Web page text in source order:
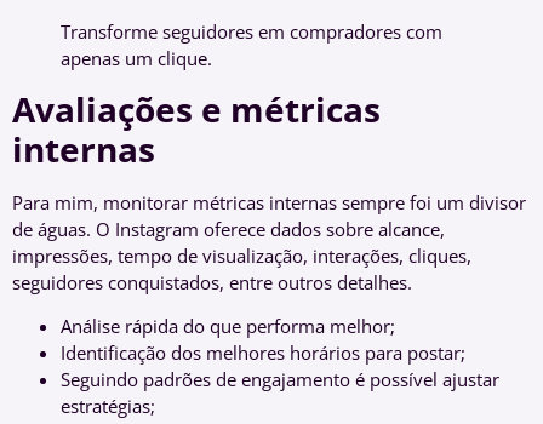
Transforme seguidores em compradores com
apenas um clique.
Avaliações e métricas
internas
Para mim, monitorar métricas internas sempre foi um divisor
de águas. O Instagram oferece dados sobre alcance,
impressões, tempo de visualização, interações, cliques,
seguidores conquistados, entre outros detalhes.
Análise rápida do que performa melhor;
Identificação dos melhores horários para postar;
Seguindo padrões de engajamento é possível ajustar
estratégias;